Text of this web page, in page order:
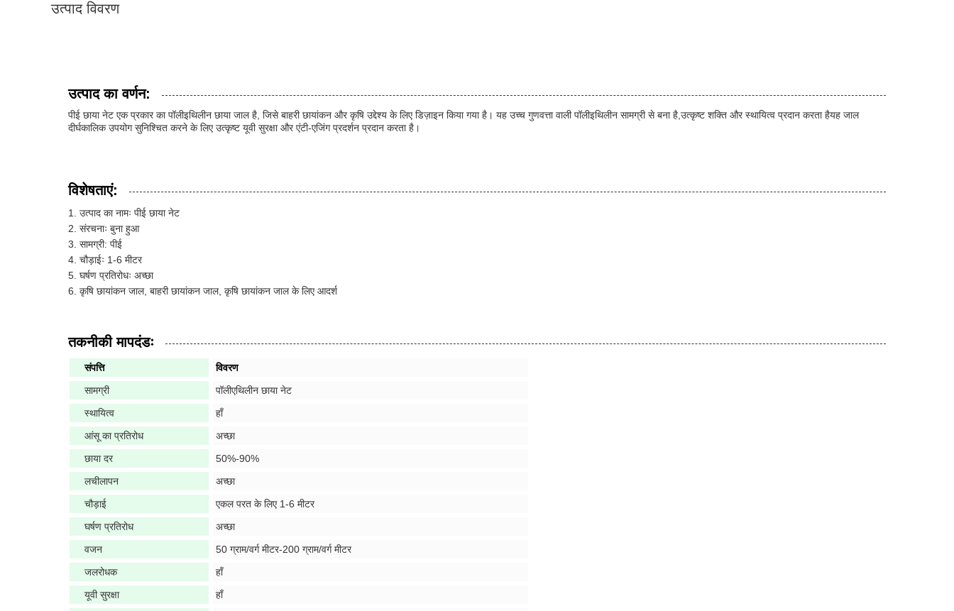
उत्पाद विवरण
उत्पाद का वर्णन:
पीई छाया नेट एक प्रकार का पॉलीइथिलीन छाया जाल है, जिसे बाहरी छायांकन और कृषि उद्देश्य के लिए डिज़ाइन किया गया है। यह उच्च गुणवत्ता वाली पॉलीइथिलीन सामग्री से बना है,उत्कृष्ट शक्ति और स्थायित्व प्रदान करता हैयह जाल
दीर्घकालिक उपयोग सुनिश्चित करने के लिए उत्कृष्ट यूवी सुरक्षा और एंटी-एजिंग प्रदर्शन प्रदान करता है।
विशेषताएं:
उत्पाद का नामः पीई छाया नेट
संरचनाः बुना हुआ
सामग्री: पीई
चौड़ाईः 1-6 मीटर
घर्षण प्रतिरोधः अच्छा
कृषि छायांकन जाल, बाहरी छायांकन जाल, कृषि छायांकन जाल के लिए आदर्श
तकनीकी मापदंडः
संपत्ति
विवरण
सामग्री
पॉलीएथिलीन छाया नेट
स्थायित्व
हाँ
आंसू का प्रतिरोध
अच्छा
छाया दर
50%-90%
लचीलापन
अच्छा
चौड़ाई
एकल परत के लिए 1-6 मीटर
घर्षण प्रतिरोध
अच्छा
वजन
50 ग्राम/वर्ग मीटर-200 ग्राम/वर्ग मीटर
जलरोधक
हाँ
यूवी सुरक्षा
हाँ